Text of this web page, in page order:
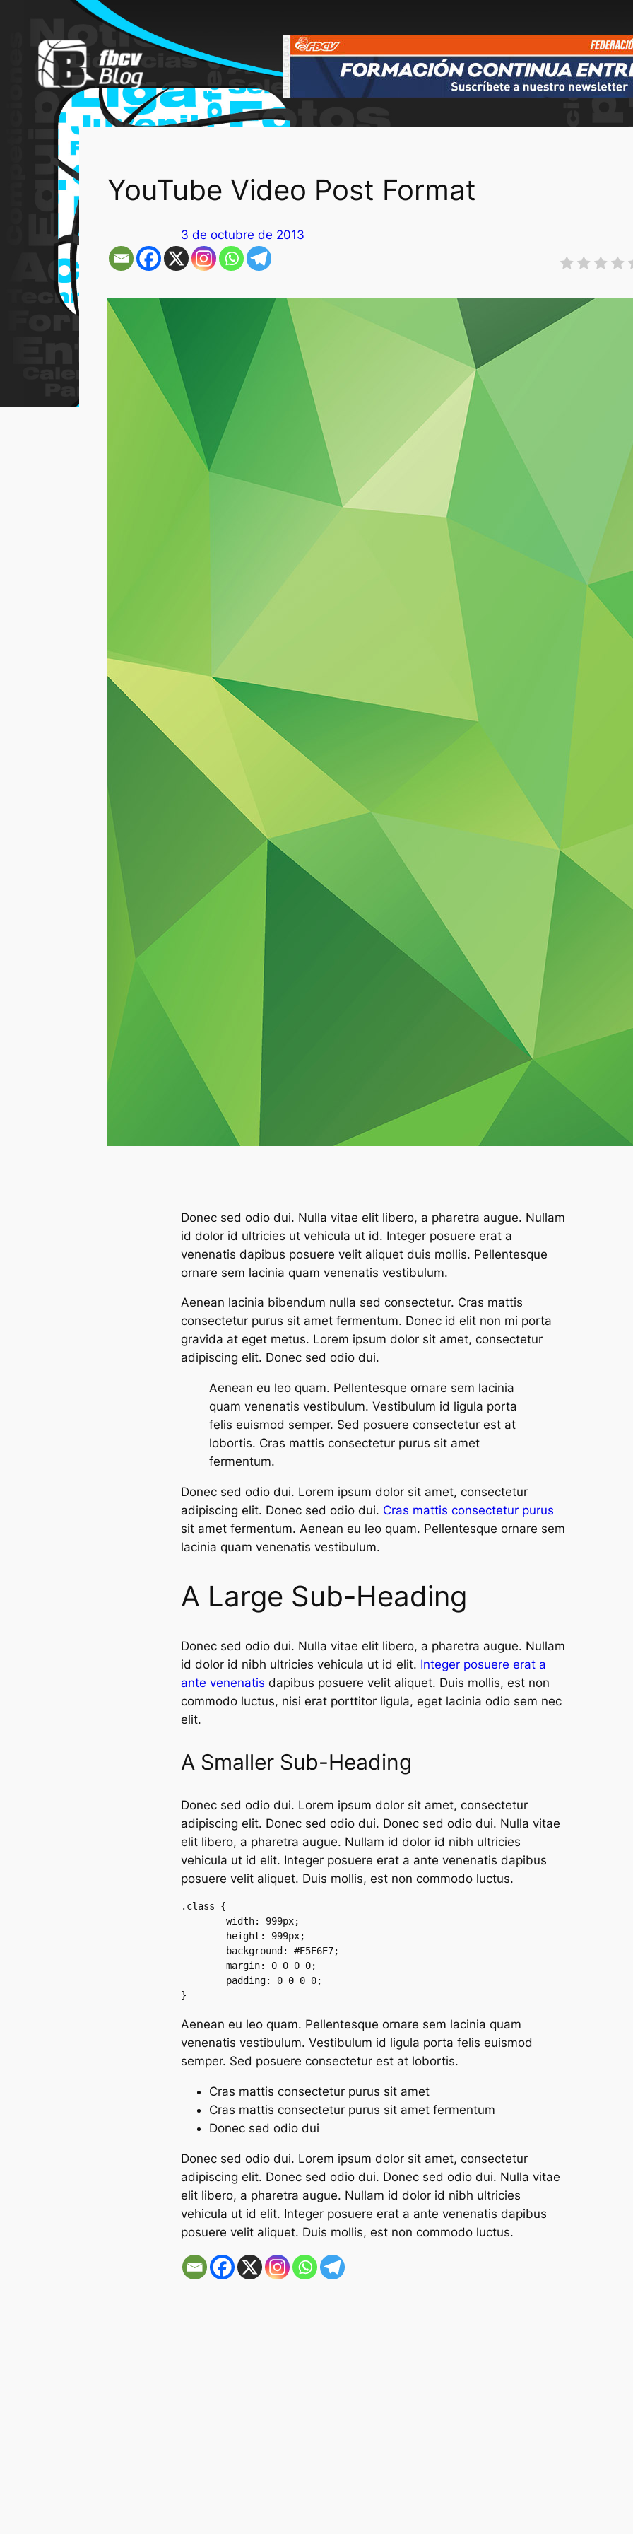
contenido
YouTube Video Post Format
3 de octubre de 2013
Donec sed odio dui. Nulla vitae elit libero, a pharetra augue. Nullam
id dolor id ultricies ut vehicula ut id. Integer posuere erat a
venenatis dapibus posuere velit aliquet duis mollis. Pellentesque
ornare sem lacinia quam venenatis vestibulum.
Aenean lacinia bibendum nulla sed consectetur. Cras mattis
consectetur purus sit amet fermentum. Donec id elit non mi porta
gravida at eget metus. Lorem ipsum dolor sit amet, consectetur
adipiscing elit. Donec sed odio dui.
Aenean eu leo quam. Pellentesque ornare sem lacinia
quam venenatis vestibulum. Vestibulum id ligula porta
felis euismod semper. Sed posuere consectetur est at
lobortis. Cras mattis consectetur purus sit amet
fermentum.
Donec sed odio dui. Lorem ipsum dolor sit amet, consectetur
adipiscing elit. Donec sed odio dui. Cras mattis consectetur purus
sit amet fermentum. Aenean eu leo quam. Pellentesque ornare sem
lacinia quam venenatis vestibulum.
A Large Sub-Heading
Donec sed odio dui. Nulla vitae elit libero, a pharetra augue. Nullam
id dolor id nibh ultricies vehicula ut id elit. Integer posuere erat a
ante venenatis dapibus posuere velit aliquet. Duis mollis, est non
commodo luctus, nisi erat porttitor ligula, eget lacinia odio sem nec
elit.
A Smaller Sub-Heading
Donec sed odio dui. Lorem ipsum dolor sit amet, consectetur
adipiscing elit. Donec sed odio dui. Donec sed odio dui. Nulla vitae
elit libero, a pharetra augue. Nullam id dolor id nibh ultricies
vehicula ut id elit. Integer posuere erat a ante venenatis dapibus
posuere velit aliquet. Duis mollis, est non commodo luctus.
.class {
        padding: 0 0 0 0;
}
Aenean eu leo quam. Pellentesque ornare sem lacinia quam
venenatis vestibulum. Vestibulum id ligula porta felis euismod
semper. Sed posuere consectetur est at lobortis.
Cras mattis consectetur purus sit amet
Cras mattis consectetur purus sit amet fermentum
Donec sed odio dui
Donec sed odio dui. Lorem ipsum dolor sit amet, consectetur
adipiscing elit. Donec sed odio dui. Donec sed odio dui. Nulla vitae
elit libero, a pharetra augue. Nullam id dolor id nibh ultricies
vehicula ut id elit. Integer posuere erat a ante venenatis dapibus
posuere velit aliquet. Duis mollis, est non commodo luctus.